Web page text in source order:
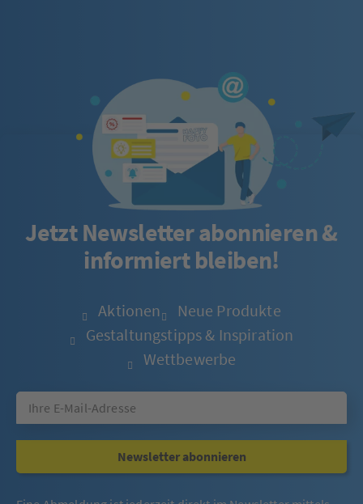
Jetzt Newsletter abonnieren &
informiert bleiben!
Aktionen
Neue Produkte
Gestaltungstipps & Inspiration
Wettbewerbe
Newsletter abonnieren